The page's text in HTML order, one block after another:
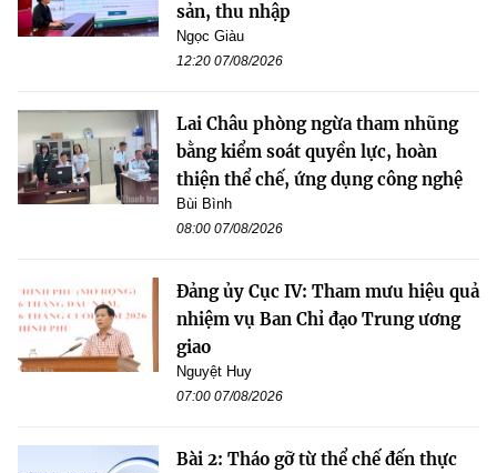
sản, thu nhập
Ngọc Giàu
12:20 07/08/2026
Lai Châu phòng ngừa tham nhũng
bằng kiểm soát quyền lực, hoàn
thiện thể chế, ứng dụng công nghệ
Bùi Bình
08:00 07/08/2026
Đảng ủy Cục IV: Tham mưu hiệu quả
nhiệm vụ Ban Chỉ đạo Trung ương
giao
Nguyệt Huy
07:00 07/08/2026
Bài 2: Tháo gỡ từ thể chế đến thực